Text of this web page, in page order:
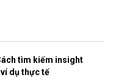
tìm kiếm insight
dụ thực tế